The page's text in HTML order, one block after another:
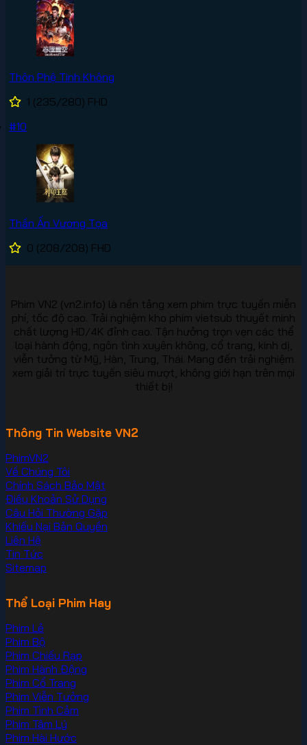
Thôn Phệ Tinh Không
1 (235/280) FHD
#10
Thần Ấn Vương Tọa
0 (208/208) FHD
Phim VN2 (vn2.info) là nền tảng xem phim trực tuyến miễn
phí, tốc độ cao. Trải nghiệm kho phim vietsub thuyết minh
chất lượng HD/4K đỉnh cao. Tận hưởng trọn vẹn các thể
loại hành động, ngôn tình xuyên không, cổ trang, kinh dị,
viễn tưởng từ Mỹ, Hàn, Trung, Thái. Mang đến trải nghiệm
xem giải trí trực tuyến siêu mượt, không giới hạn trên mọi
thiết bị!
Thông Tin Website VN2
PhimVN2
Về Chúng Tôi
Chính Sách Bảo Mật
Điều Khoản Sử Dụng
Câu Hỏi Thường Gặp
Khiếu Nại Bản Quyền
Liên Hệ
Tin Tức
Sitemap
Thể Loại Phim Hay
Phim Lẻ
Phim Bộ
Phim Chiếu Rạp
Phim Hành Động
Phim Cổ Trang
Phim Viễn Tưởng
Phim Tình Cảm
Phim Tâm Lý
Phim Hài Hước